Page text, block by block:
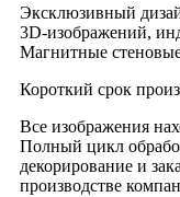
Эксклюзивный
3D-изображений,
Магнитные
Короткий срок
Все изображения
Полный цикл
декорирование и
производстве